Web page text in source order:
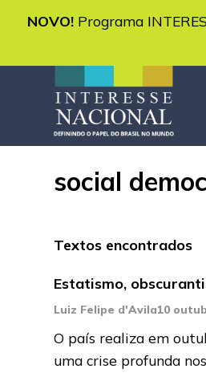
NOVO! Programa
social
Textos encontrados
Estatismo,
Luiz Felipe d'Avila10
O país realiza em
uma crise profunda nos